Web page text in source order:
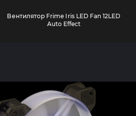
Вентилятор Frime Iris LED Fan 12LED
Auto Effect